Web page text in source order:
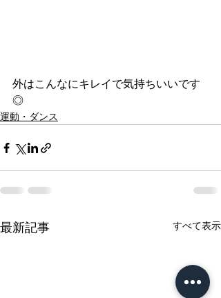
外はこんなにキレイで気持ちいいです
◎
運動・ダンス
最新記事 すべて表示